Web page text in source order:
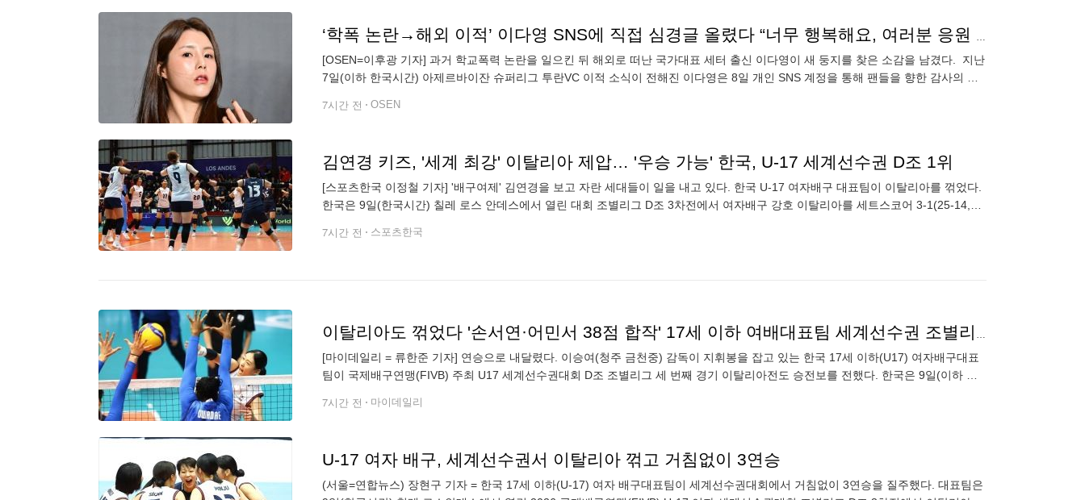
‘학폭 논란→해외 이적’ 이다영 SNS에 직접 심경글 올렸다 “너무 행복해요, 여러분 응원 덕분에 여기까지 왔다”
[OSEN=이후광 기자] 과거 학교폭력 논란을 일으킨 뒤 해외로 떠난 국가대표 세터 출신 이다영이 새 둥지를 찾은 소감을 남겼다. 지난
7일(이하 한국시간) 아제르바이잔 슈퍼리그 투란VC 이적 소식이 전해진 이다영은 8일 개인 SNS 계정을 통해 팬들을 향한 감사의 뜻
7시간 전 OSEN
김연경 키즈, '세계 최강' 이탈리아 제압… '우승 가능' 한국, U-17 세계선수권 D조 1위
[스포츠한국 이정철 기자] '배구여제' 김연경을 보고 자란 세대들이 일을 내고 있다. 한국 U-17 여자배구 대표팀이 이탈리아를 꺾었다.
한국은 9일(한국시간) 칠레 로스 안데스에서 열린 대회 조별리그 D조 3차전에서 여자배구 강호 이탈리아를 세트스코어 3-1(25-14,
7시간 전 스포츠한국
이탈리아도 꺾었다 '손서연·어민서 38점 합작' 17세 이하 여배대표팀 세계선수권 조별리그 3연승
[마이데일리 = 류한준 기자] 연승으로 내달렸다. 이승여(청주 금천중) 감독이 지휘봉을 잡고 있는 한국 17세 이하(U17) 여자배구대표
팀이 국제배구연맹(FIVB) 주최 U17 세계선수권대회 D조 조별리그 세 번째 경기 이탈리아전도 승전보를 전했다. 한국은 9일(이하 한
7시간 전 마이데일리
U-17 여자 배구, 세계선수권서 이탈리아 꺾고 거침없이 3연승
(서울=연합뉴스) 장현구 기자 = 한국 17세 이하(U-17) 여자 배구대표팀이 세계선수권대회에서 거침없이 3연승을 질주했다. 대표팀은